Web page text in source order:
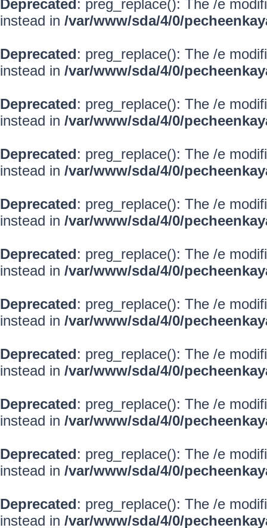
Deprecated: preg_replace(): The /e
instead in /var/www/sda/4/0/
Deprecated: preg_replace(): The /e
instead in /var/www/sda/4/0/
Deprecated: preg_replace(): The /e
instead in /var/www/sda/4/0/
Deprecated: preg_replace(): The /e
instead in /var/www/sda/4/0/
Deprecated: preg_replace(): The /e
instead in /var/www/sda/4/0/
Deprecated: preg_replace(): The /e
instead in /var/www/sda/4/0/
Deprecated: preg_replace(): The /e
instead in /var/www/sda/4/0/
Deprecated: preg_replace(): The /e
instead in /var/www/sda/4/0/
Deprecated: preg_replace(): The /e
instead in /var/www/sda/4/0/
Deprecated: preg_replace(): The /e
instead in /var/www/sda/4/0/
Deprecated: preg_replace(): The /e
instead in /var/www/sda/4/0/